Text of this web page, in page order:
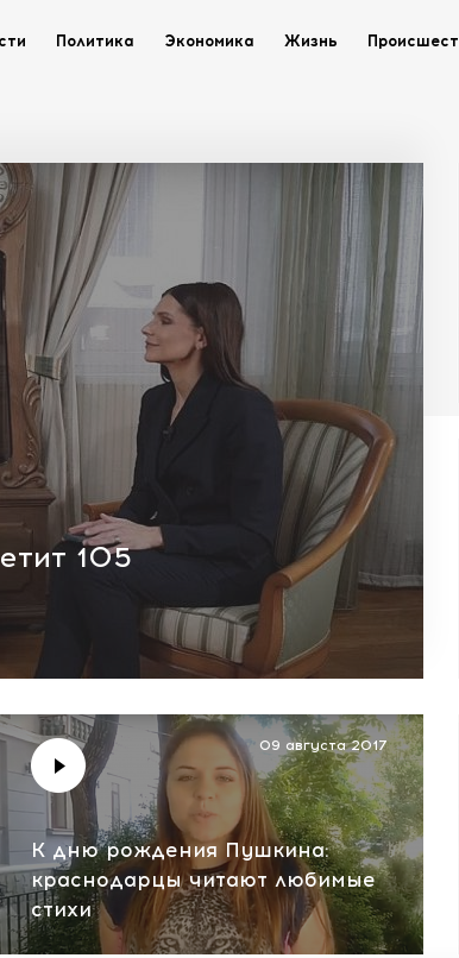
Политика Экономика Жизнь
105
К дню рождения Пушкина:
краснодарцы читают любимые
стихи
09 августа 2017